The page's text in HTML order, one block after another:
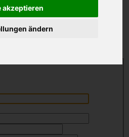
akzeptieren
ändern
Artikel? Wir helfen Ihnen gerne!